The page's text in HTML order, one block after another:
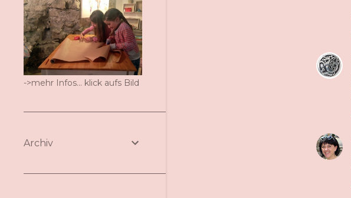
->mehr Infos... klick aufs Bild
Archiv